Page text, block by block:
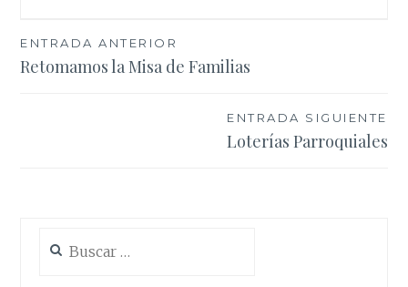
Navegación
de
ENTRADA ANTERIOR
Retomamos la Misa de Familias
ENTRADA SIGUIENTE
Loterías Parroquiales